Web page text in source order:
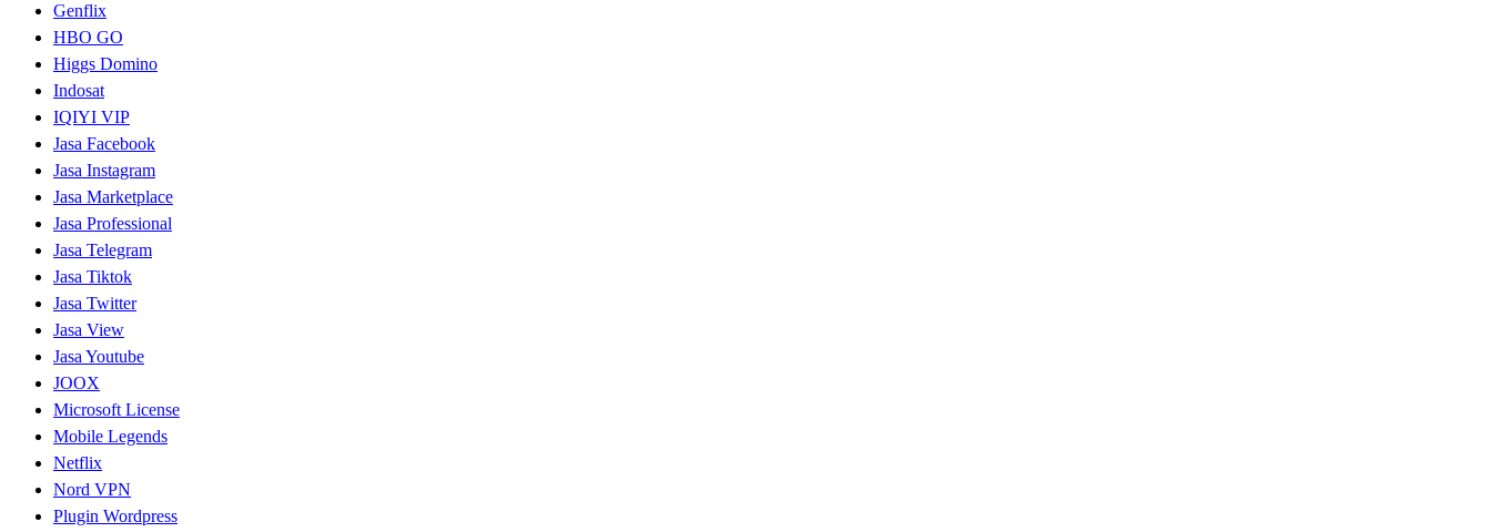
Genflix
HBO GO
Higgs Domino
Indosat
IQIYI VIP
Jasa Facebook
Jasa Instagram
Jasa Marketplace
Jasa Professional
Jasa Telegram
Jasa Tiktok
Jasa Twitter
Jasa View
Jasa Youtube
JOOX
Microsoft License
Mobile Legends
Netflix
Nord VPN
Plugin Wordpress